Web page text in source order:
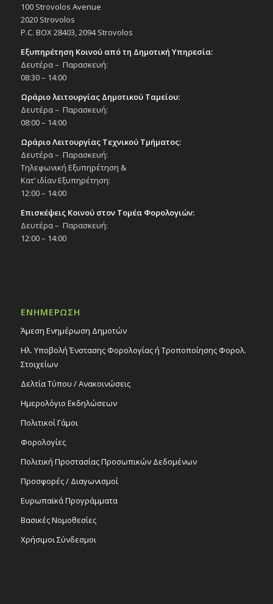
100 Strovolos Avenue
2020 Strovolos
P.C. BOX 28403, 2094 Strovolos
Εξυπηρέτηση Κοινού από τη Δημοτική Υπηρεσία:
Δευτέρα – Παρασκευή:
08:30 – 14:00
Ωράριο λειτουργίας Δημοτικού Ταμείου:
Δευτέρα – Παρασκευή:
08:00 – 14:00
Ωράριο Λειτουργίας Τεχνικού Τμήματος:
Δευτέρα – Παρασκευή:
Τηλεφωνική Εξυπηρέτηση &
Κατ’ ιδίαν Εξυπηρέτηση:
12:00 – 14:00
Επισκέψεις Κοινού στον Τομέα Φορολογιών:
Δευτέρα – Παρασκευή:
12:00 – 14:00
ΕΝΗΜΕΡΩΣΗ
Άμεση Ενημέρωση Δημοτών
Ηλ. Υποβολή Ένστασης Φορολογίας ή Τροποποίησης Φορολ.
Στοιχείων
Δελτία Τύπου / Ανακοινώσεις
Ημερολόγιο Εκδηλώσεων
Πολιτικοί Γάμοι
Φορολογίες
Πολιτική Προστασίας Προσωπικών Δεδομένων
Προσφορές / Διαγωνισμοί
Ευρωπαϊκά Προγράμματα
Βασικές Νομοθεσίες
Χρήσιμοι Σύνδεσμοι